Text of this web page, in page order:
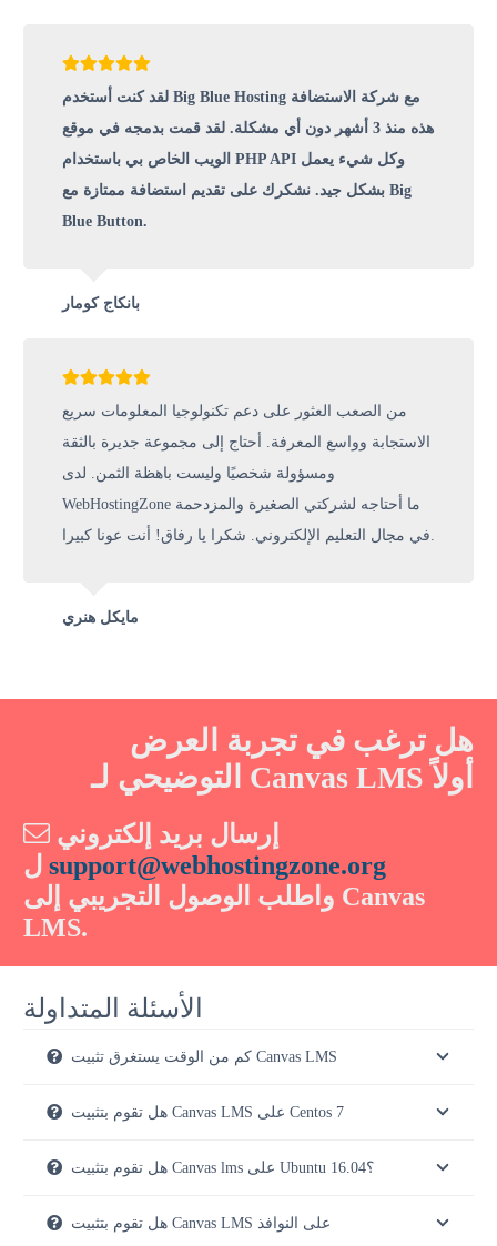
لقد كنت أستخدم Big Blue Hosting مع شركة الاستضافة
هذه منذ 3 أشهر دون أي مشكلة. لقد قمت بدمجه في موقع
الويب الخاص بي باستخدام PHP API وكل شيء يعمل
بشكل جيد. نشكرك على تقديم استضافة ممتازة مع Big
Blue Button.
بانكاج كومار
من الصعب العثور على دعم تكنولوجيا المعلومات سريع
الاستجابة وواسع المعرفة. أحتاج إلى مجموعة جديرة بالثقة
ومسؤولة شخصيًا وليست باهظة الثمن. لدى
WebHostingZone ما أحتاجه لشركتي الصغيرة والمزدحمة
مايكل هنري
هل ترغب في تجربة العرض
التوضيحي لـ Canvas LMS أولاً
إرسال بريد إلكتروني
support@webhostingzone.org
واطلب الوصول التجريبي إلى Canvas
LMS.
الأسئلة المتداولة
كم من الوقت يستغرق تثبيت Canvas LMS
هل تقوم بتثبيت Canvas LMS على Centos 7
هل تقوم بتثبيت Canvas lms على Ubuntu 16.04؟
هل تقوم بتثبيت Canvas LMS على النوافذ